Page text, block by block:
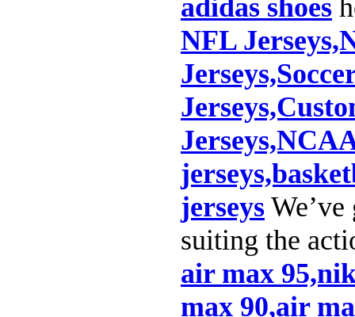
adidas shoes
NFL
jerseys
suiting the
air max
max 90,air